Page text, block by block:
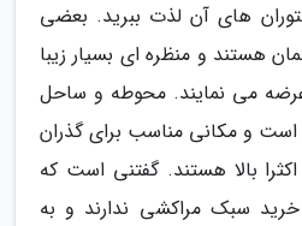
های آن لذت ببرید. بعضی
هستند و منظره ای بسیار زیبا
عرضه می نمایند. محوطه و ساحل
است و مکانی مناسب برای گذران
بالا هستند. گفتنی است که
سبک مراکشی ندارند و به